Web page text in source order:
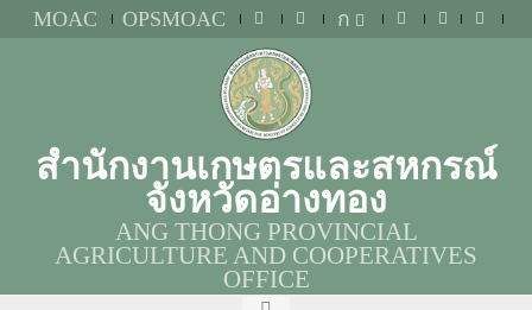
MOAC OPSMOAC ก
สำนักงานเกษตรและสหกรณ์
จังหวัดอ่างทอง
ANG THONG PROVINCIAL
AGRICULTURE AND COOPERATIVES
OFFICE